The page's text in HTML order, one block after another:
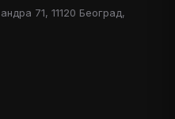
71, 11120 Београд,